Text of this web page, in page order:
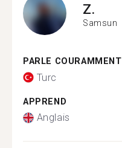
Z.
Samsun
PARLE COURAMMENT
Turc
APPREND
Anglais